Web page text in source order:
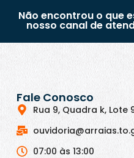
Não encontrou o que
nosso canal de
Fale Conosco
Rua 9, Quadra k, Lote
07:00 às 13:00